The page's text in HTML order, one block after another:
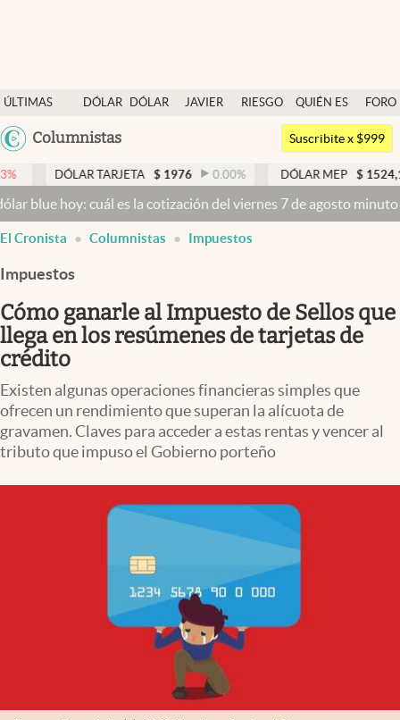
ÚLTIMAS
NOTICIAS
DÓLAR
DÓLAR
JAVIER
RIESGO
QUIÉN ES
QUIÉN
FORO
Argentina
México
Columnistas
Dólar
Members
Economía y Política
Finanzas y Mercados
Mercados Online
Negocios
Columnistas
Otras secciones
Infotechnology
Suscribite x $999
$ 1976 0.00% DÓLAR MEP 1524,17 0.31%
es la cotización del viernes 7 de agosto minuto a minuto Dólar
El Cronista Columnistas Impuestos
Impuestos
Cómo ganarle al Impuesto de Sellos que
llega en los resúmenes de tarjetas de
crédito
Existen algunas operaciones financieras simples que
ofrecen un rendimiento que superan la alícuota de
gravamen. Claves para acceder a estas rentas y vencer al
tributo que impuso el Gobierno porteño